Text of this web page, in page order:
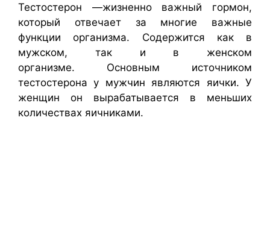
Тестостерон —жизненно важный гормон,
который отвечает за многие важные
функции организма. Содержится как в
мужском, так и в женском
организме. Основным источником
тестостерона у мужчин являются яички. У
женщин он вырабатывается в меньших
количествах яичниками.